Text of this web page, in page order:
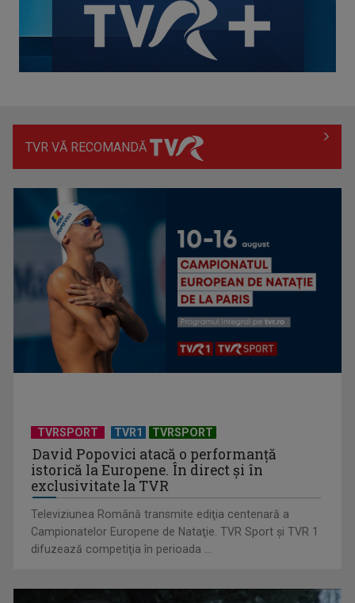
TVR VĂ RECOMANDĂ
TVRSPORT TVR1 TVRSPORT
David Popovici atacă o performanţă
istorică la Europene. În direct şi în
exclusivitate la TVR
Televiziunea Română transmite ediţia centenară a
Campionatelor Europene de Nataţie. TVR Sport şi TVR 1
difuzează competiţia în perioada ...